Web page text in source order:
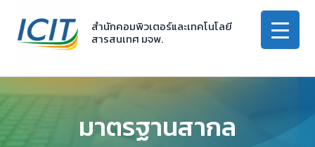
content
สำนักคอมพิวเตอร์และเทคโนโลยี
สารสนเทศ มจพ.
มาตรฐานสากล